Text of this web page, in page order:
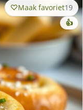
Maak favoriet19
👍